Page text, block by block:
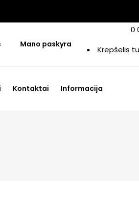
Mano paskyra
0
Krepšelis
Kontaktai Informacija